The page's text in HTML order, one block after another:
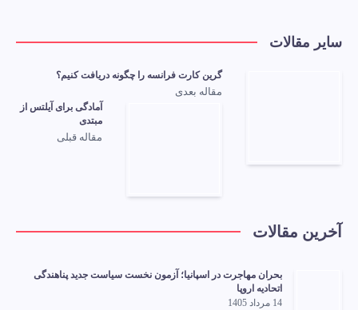
سایر مقالات
گرین کارت فرانسه را چگونه دریافت کنیم؟
مقاله بعدی
آمادگی برای آیلتس از
مبتدی
مقاله قبلی
آخرین مقالات
بحران مهاجرت در اسپانیا؛ آزمون نخست سیاست جدید پناهندگی
اتحادیه اروپا
14 مرداد 1405